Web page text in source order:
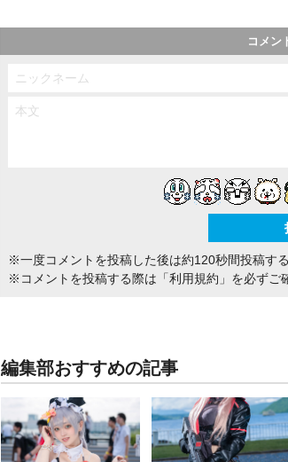
コメン
※一度コメントを投稿した後は約120秒間投稿す
※コメントを投稿する際は 「利用規約」 を必ずご
編集部おすすめの記事